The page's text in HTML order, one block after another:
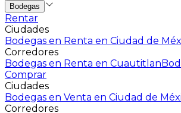
Bodegas
Rentar
Ciudades
Bodegas en Renta en Ciudad de
Corredores
Bodegas en Renta en Cuautitlan
Comprar
Ciudades
Bodegas en Venta en Ciudad de
Corredores